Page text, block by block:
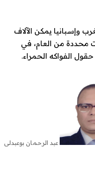
وإسبانيا يمكن الآلاف
من العام، في
الفواكه الحمراء.
عبد الرحمان بوعبدلي